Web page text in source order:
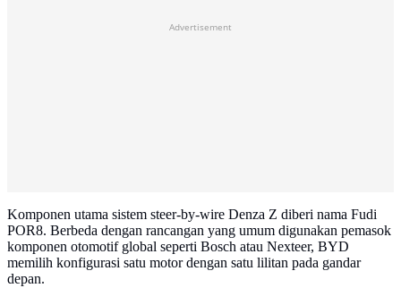
Advertisement
Komponen utama sistem steer-by-wire Denza Z diberi nama Fudi
POR8. Berbeda dengan rancangan yang umum digunakan pemasok
komponen otomotif global seperti Bosch atau Nexteer, BYD
memilih konfigurasi satu motor dengan satu lilitan pada gandar
depan.